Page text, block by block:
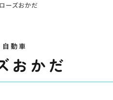
ーズおかだ
自動車
おかだ